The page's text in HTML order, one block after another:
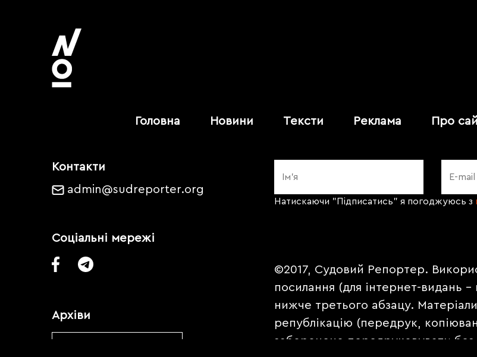
Головна Новини Тексти Реклама Про
Контакти
admin@sudreporter.org
Соціальні мережі
Архіви
Натискаючи "Підписатись" я погоджуюсь з
©2017, Судовий Репортер.
посилання (для інтернет-видань
нижче третього абзацу.
републікацію (передрук,
заборонено передруковувати без